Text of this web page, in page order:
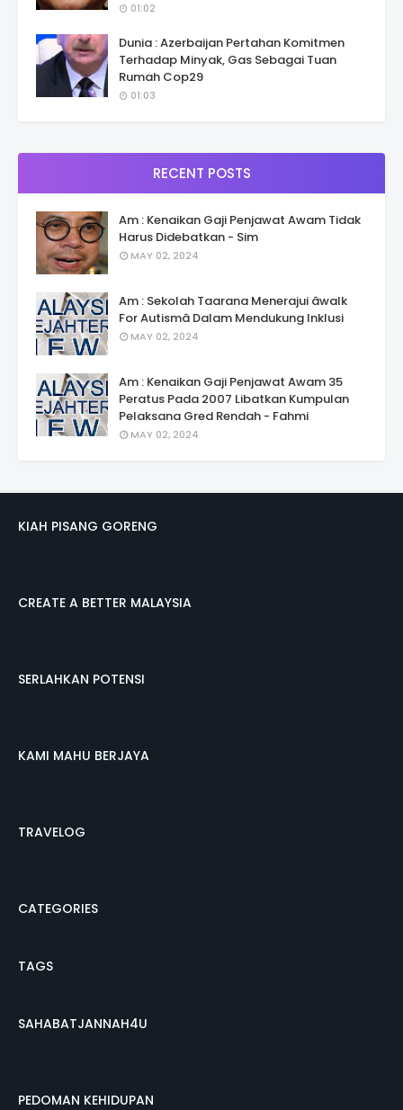
01:02
Dunia : Azerbaijan Pertahan Komitmen
Terhadap Minyak, Gas Sebagai Tuan
Rumah Cop29
01:03
RECENT POSTS
Am : Kenaikan Gaji Penjawat Awam Tidak
Harus Didebatkan - Sim
MAY 02, 2024
Am : Sekolah Taarana Menerajui âwalk
For Autismâ Dalam Mendukung Inklusi
MAY 02, 2024
Am : Kenaikan Gaji Penjawat Awam 35
Peratus Pada 2007 Libatkan Kumpulan
Pelaksana Gred Rendah - Fahmi
MAY 02, 2024
KIAH PISANG GORENG
CREATE A BETTER MALAYSIA
SERLAHKAN POTENSI
KAMI MAHU BERJAYA
TRAVELOG
CATEGORIES
TAGS
SAHABATJANNAH4U
PEDOMAN KEHIDUPAN